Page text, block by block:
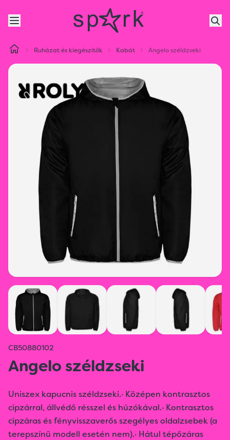
Ruházat és kiegészítők Kabát Angelo széldzseki
CB50880102
Angelo széldzseki
Uniszex kapucnis széldzseki.· Középen kontrasztos
cipzárral, állvédő résszel és húzókával.· Kontrasztos
cipzáras és fényvisszaverős szegélyes oldalzsebek (a
terepszínű modell esetén nem).· Hátul tépőzáras